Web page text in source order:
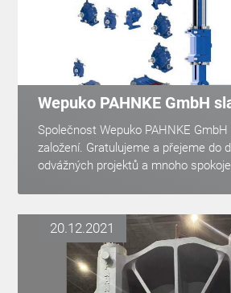
Wepuko PAHNKE GmbH
Společnost Wepuko PAHNKE
založení. Gratulujeme a přejeme do
odvážných projektů a mnoho
20.12.2021